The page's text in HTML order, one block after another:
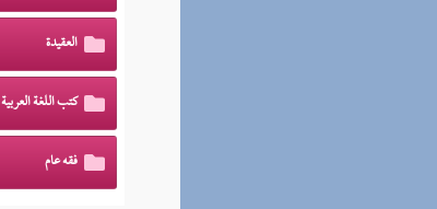
العقيدة
كتب اللغة العربية
فقه عام